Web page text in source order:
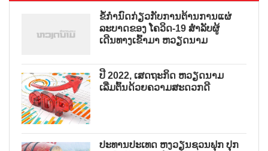
ຂໍ້ກຳນົດກ່ຽວກັບການຕ້ານການແຜ່
ລະບາດຂອງ ໂຄວິດ-19 ສຳລັບຜູ້
ເດີນທາງເຂົ້າມາ ຫວຽດນາມ
ປີ 2022, ເສດຖະກິດ ຫວຽດນາມ
ເລີ່ມຕົ້ນດ້ວຍຄວາມສະດວກດີ
ປະທານປະເທດ ຫງວຽນຊວນຟຸກ ປຸກ